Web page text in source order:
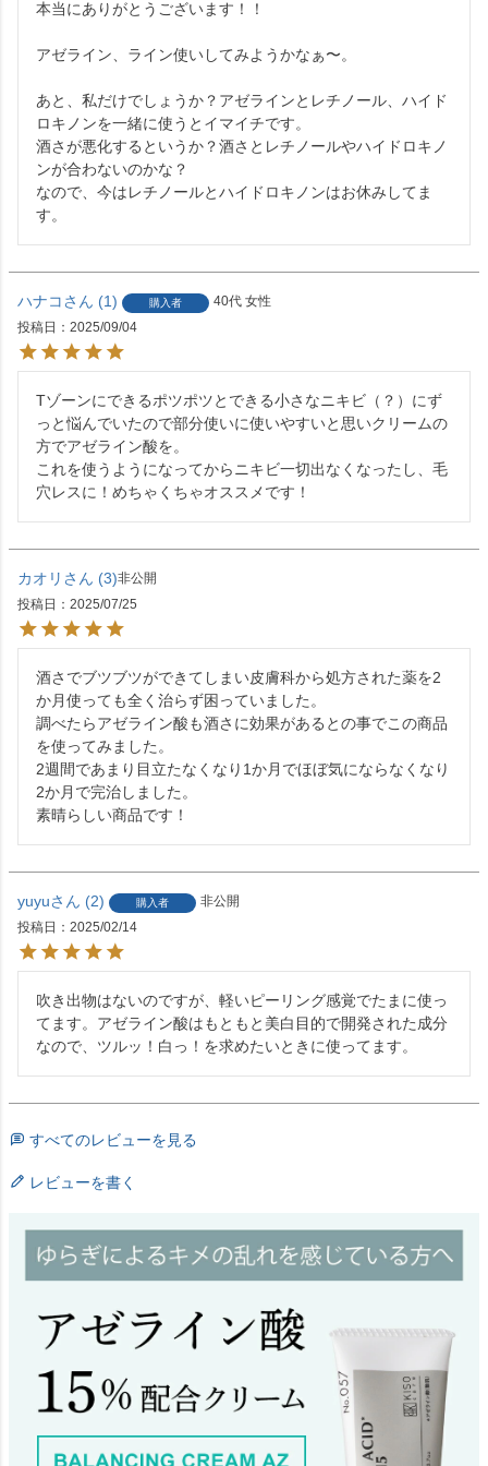
本当にありがとうございます！！
アゼライン、ライン使いしてみようかなぁ〜。
あと、私だけでしょうか？アゼラインとレチノール、ハイド
ロキノンを一緒に使うとイマイチです。
酒さが悪化するというか？酒さとレチノールやハイドロキノ
ンが合わないのかな？
なので、今はレチノールとハイドロキノンはお休みしてま
す。
ハナコ 1 購入者 40代 女性
投稿日
2025/09/04
Tゾーンにできるポツポツとできる小さなニキビ（？）にず
っと悩んでいたので部分使いに使いやすいと思いクリームの
方でアゼライン酸を。
これを使うようになってからニキビ一切出なくなったし、毛
穴レスに！めちゃくちゃオススメです！
カオリ 3 非公開
投稿日
2025/07/25
酒さでブツブツができてしまい皮膚科から処方された薬を2
か月使っても全く治らず困っていました。
調べたらアゼライン酸も酒さに効果があるとの事でこの商品
を使ってみました。
2週間であまり目立たなくなり1か月でほぼ気にならなくなり
2か月で完治しました。
素晴らしい商品です！
yuyu 2 購入者
非公開
投稿日
2025/02/14
吹き出物はないのですが、軽いピーリング感覚でたまに使っ
てます。アゼライン酸はもともと美白目的で開発された成分
なので、ツルッ！白っ！を求めたいときに使ってます。
すべてのレビューを見る
レビューを書く